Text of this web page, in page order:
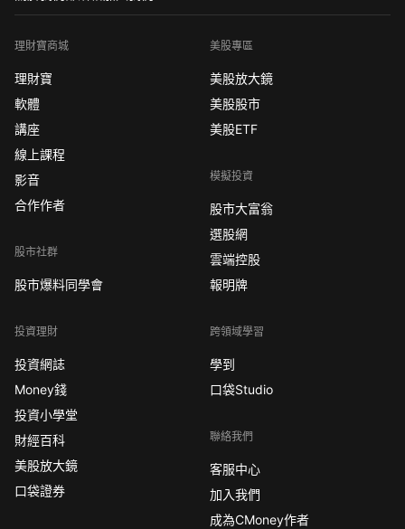
理財寶商城
理財寶
軟體
講座
線上課程
影音
合作作者
股市社群
股市爆料同學會
投資理財
投資網誌
Money錢
投資小學堂
財經百科
美股放大鏡
口袋證券
美股專區
美股放大鏡
美股股市
美股ETF
模擬投資
股市大富翁
選股網
雲端控股
報明牌
跨領域學習
學到
口袋Studio
聯絡我們
客服中心
加入我們
成為CMoney作者